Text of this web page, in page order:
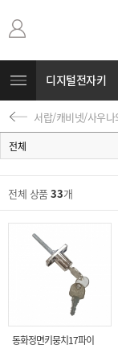
디지털전자키
출입통제/비디오
열쇠재료 도
원투키/봉키/개
수전/욕실용품/
건축철물/샷시부
조명/배전자재(
서랍/캐비넷/사우나
전체
전체 상품33개
동화정면키뭉치17파이